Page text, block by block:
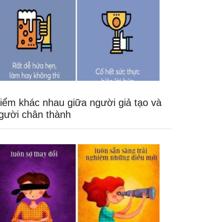
khác nhau giữa người giả tạo và
chân thành